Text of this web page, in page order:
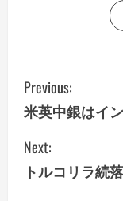
C
o
n
t
Previous:
米英中銀はイ
Next:
トルコリラ続